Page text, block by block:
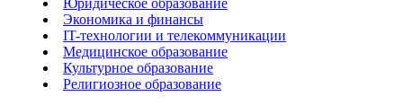
Экономика и финансы
IT-технологии и телекоммуникации
Медицинское образование
Культурное образование
Религиозное образование